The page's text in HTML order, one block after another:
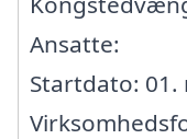
Ansatte:
Startdato: 01.